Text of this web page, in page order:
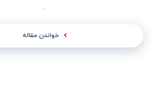
...
خواندن مقاله